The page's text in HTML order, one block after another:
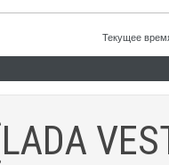
Текущее